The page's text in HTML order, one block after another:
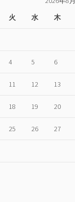
火 水 木
4 5 6
11 12 13
18 19 20
25 26 27